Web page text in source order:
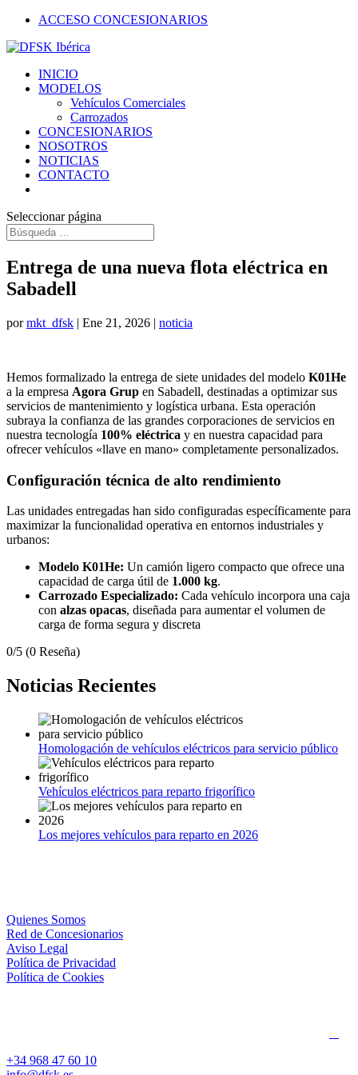
ACCESO CONCESIONARIOS
INICIO
MODELOS
Vehículos Comerciales
Carrozados
CONCESIONARIOS
NOSOTROS
NOTICIAS
CONTACTO
Seleccionar página
Entrega de una nueva flota eléctrica en
Sabadell
pormkt_dfsk | Ene 21, 2026 | noticia
Hemos formalizado la entrega de siete unidades del modelo K01He
a la empresa Agora Grup en Sabadell, destinadas a optimizar sus
servicios de mantenimiento y logística urbana. Esta operación
subraya la confianza de las grandes corporaciones de servicios en
nuestra tecnología 100% eléctrica y en nuestra capacidad para
ofrecer vehículos «llave en mano» completamente personalizados.
Configuración técnica de alto rendimiento
Las unidades entregadas han sido configuradas específicamente para
maximizar la funcionalidad operativa en entornos industriales y
urbanos:
Modelo K01He: Un camión ligero compacto que ofrece una
capacidad de carga útil de 1.000 kg.
Carrozado Especializado: Cada vehículo incorpora una caja
con alzas opacas, diseñada para aumentar el volumen de
carga de forma segura y discreta
0/5 (0 Reseña)
Noticias Recientes
Homologación de vehículos eléctricos para servicio público
Vehículos eléctricos para reparto frigorífico
Los mejores vehículos para reparto en 2026
Quienes Somos
Red de Concesionarios
Aviso Legal
Política de Privacidad
Política de Cookies
+34 968 47 60 10